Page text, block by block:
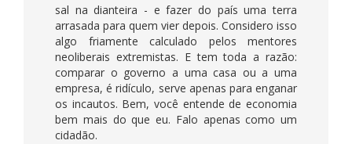
sal na dianteira - e fazer do país uma terra
arrasada para quem vier depois. Considero isso
algo friamente calculado pelos mentores
neoliberais extremistas. E tem toda a razão:
comparar o governo a uma casa ou a uma
empresa, é ridículo, serve apenas para enganar
os incautos. Bem, você entende de economia
bem mais do que eu. Falo apenas como um
cidadão.